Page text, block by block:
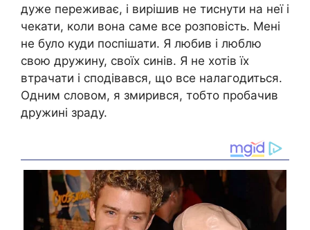
дуже переживає, і вирішив не тиснути на неї і
чекати, коли вона саме все розповість. Мені
не було куди поспішати. Я любив і люблю
свою дружину, своїх синів. Я не хотів їх
втрачати і сподівався, що все налагодиться.
Одним словом, я змирився, тобто пробачив
дружині зраду.